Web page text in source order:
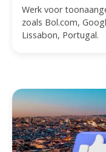
Werk voor
zoals Bol.com,
Lissabon, Portugal.